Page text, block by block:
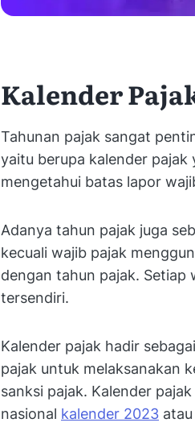
Kalender
Tahunan pajak sangat
yaitu berupa kalender
mengetahui batas lapor
Adanya tahun pajak juga
kecuali wajib pajak
dengan tahun pajak. Setiap
tersendiri.
Kalender pajak hadir
pajak untuk melaksanakan
sanksi pajak. Kalender
nasional kalender 2023